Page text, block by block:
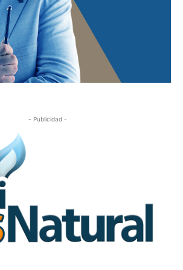
- Publicidad -